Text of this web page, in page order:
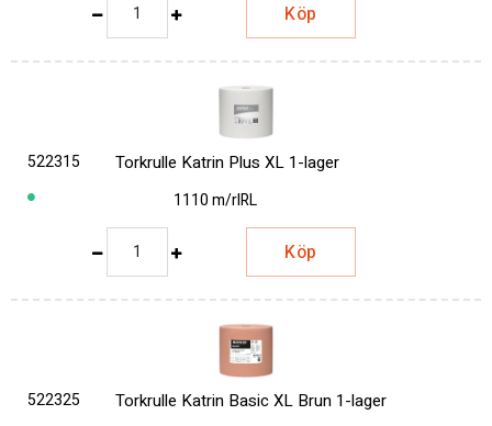
Köp
522315 Torkrulle Katrin Plus XL 1-lager
1110 m/rlRL
Köp
522325 Torkrulle Katrin Basic XL Brun 1-lager